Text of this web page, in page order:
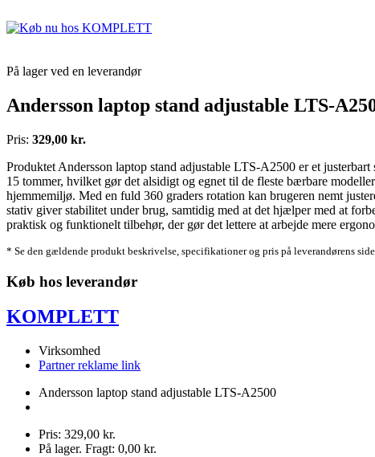
På lager ved en leverandør
Andersson laptop stand adjustable LTS-
Pris: 329,00 kr.
Produktet Andersson laptop stand adjustable LTS-A2500 er et
15 tommer, hvilket gør det alsidigt og egnet til de fleste bærbare
hjemmemiljø. Med en fuld 360 graders rotation kan brugeren nemt
stativ giver stabilitet under brug, samtidig med at det hjælper med at
praktisk og funktionelt tilbehør, der gør det lettere at arbejde mere
* Se den gældende produkt beskrivelse, specifikationer og pris på leverandørens side.
Køb hos leverandør
KOMPLETT
Virksomhed
Partner reklame link
Andersson laptop stand adjustable LTS-A2500
Pris: 329,00 kr.
På lager. Fragt: 0,00 kr.